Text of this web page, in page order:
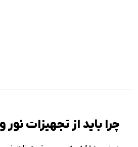
چرا باید از تجهیزات